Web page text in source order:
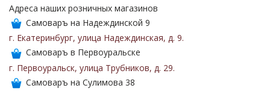
Адреса наших розничных магазинов
Самоваръ на Надеждинской 9
г. Екатеринбург, улица Надеждинская, д. 9.
Самоваръ в Первоуральске
г. Первоуральск, улица Трубников, д. 29.
Самоваръ на Сулимова 38